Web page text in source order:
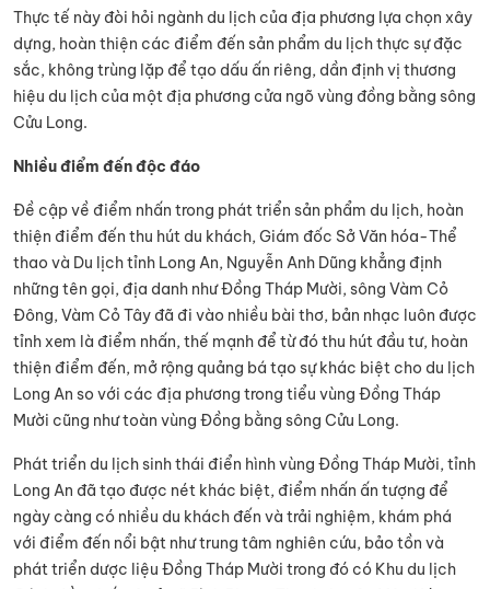
Thực tế này đòi hỏi ngành du lịch của địa phương lựa chọn xây
dựng, hoàn thiện các điểm đến sản phẩm du lịch thực sự đặc
sắc, không trùng lặp để tạo dấu ấn riêng, dần định vị thương
hiệu du lịch của một địa phương cửa ngõ vùng đồng bằng sông
Cửu Long.
Nhiều điểm đến độc đáo
Đề cập về điểm nhấn trong phát triển sản phẩm du lịch, hoàn
thiện điểm đến thu hút du khách, Giám đốc Sở Văn hóa-Thể
thao và Du lịch tỉnh Long An, Nguyễn Anh Dũng khẳng định
những tên gọi, địa danh như Đồng Tháp Mười, sông Vàm Cỏ
Đông, Vàm Cỏ Tây đã đi vào nhiều bài thơ, bản nhạc luôn được
tỉnh xem là điểm nhấn, thế mạnh để từ đó thu hút đầu tư, hoàn
thiện điểm đến, mở rộng quảng bá tạo sự khác biệt cho du lịch
Long An so với các địa phương trong tiểu vùng Đồng Tháp
Mười cũng như toàn vùng Đồng bằng sông Cửu Long.
Phát triển du lịch sinh thái điển hình vùng Đồng Tháp Mười, tỉnh
Long An đã tạo được nét khác biệt, điểm nhấn ấn tượng để
ngày càng có nhiều du khách đến và trải nghiệm, khám phá
với điểm đến nổi bật như trung tâm nghiên cứu, bảo tồn và
phát triển dược liệu Đồng Tháp Mười trong đó có Khu du lịch